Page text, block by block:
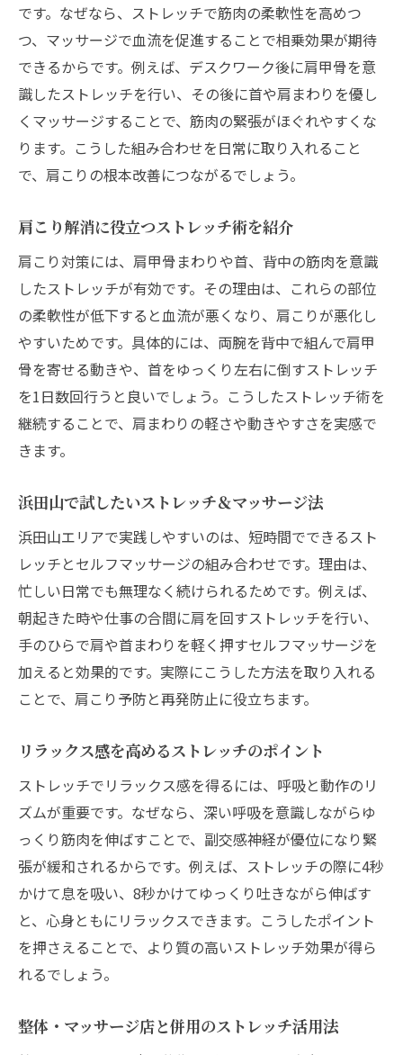
です。なぜなら、ストレッチで筋肉の柔軟性を高めつ
つ、マッサージで血流を促進することで相乗効果が期待
できるからです。例えば、デスクワーク後に肩甲骨を意
識したストレッチを行い、その後に首や肩まわりを優し
くマッサージすることで、筋肉の緊張がほぐれやすくな
ります。こうした組み合わせを日常に取り入れること
で、肩こりの根本改善につながるでしょう。
肩こり解消に役立つストレッチ術を紹介
肩こり対策には、肩甲骨まわりや首、背中の筋肉を意識
したストレッチが有効です。その理由は、これらの部位
の柔軟性が低下すると血流が悪くなり、肩こりが悪化し
やすいためです。具体的には、両腕を背中で組んで肩甲
骨を寄せる動きや、首をゆっくり左右に倒すストレッチ
を1日数回行うと良いでしょう。こうしたストレッチ術を
継続することで、肩まわりの軽さや動きやすさを実感で
きます。
浜田山で試したいストレッチ＆マッサージ法
浜田山エリアで実践しやすいのは、短時間でできるスト
レッチとセルフマッサージの組み合わせです。理由は、
忙しい日常でも無理なく続けられるためです。例えば、
朝起きた時や仕事の合間に肩を回すストレッチを行い、
手のひらで肩や首まわりを軽く押すセルフマッサージを
加えると効果的です。実際にこうした方法を取り入れる
ことで、肩こり予防と再発防止に役立ちます。
リラックス感を高めるストレッチのポイント
ストレッチでリラックス感を得るには、呼吸と動作のリ
ズムが重要です。なぜなら、深い呼吸を意識しながらゆ
っくり筋肉を伸ばすことで、副交感神経が優位になり緊
張が緩和されるからです。例えば、ストレッチの際に4秒
かけて息を吸い、8秒かけてゆっくり吐きながら伸ばす
と、心身ともにリラックスできます。こうしたポイント
を押さえることで、より質の高いストレッチ効果が得ら
れるでしょう。
整体・マッサージ店と併用のストレッチ活用法